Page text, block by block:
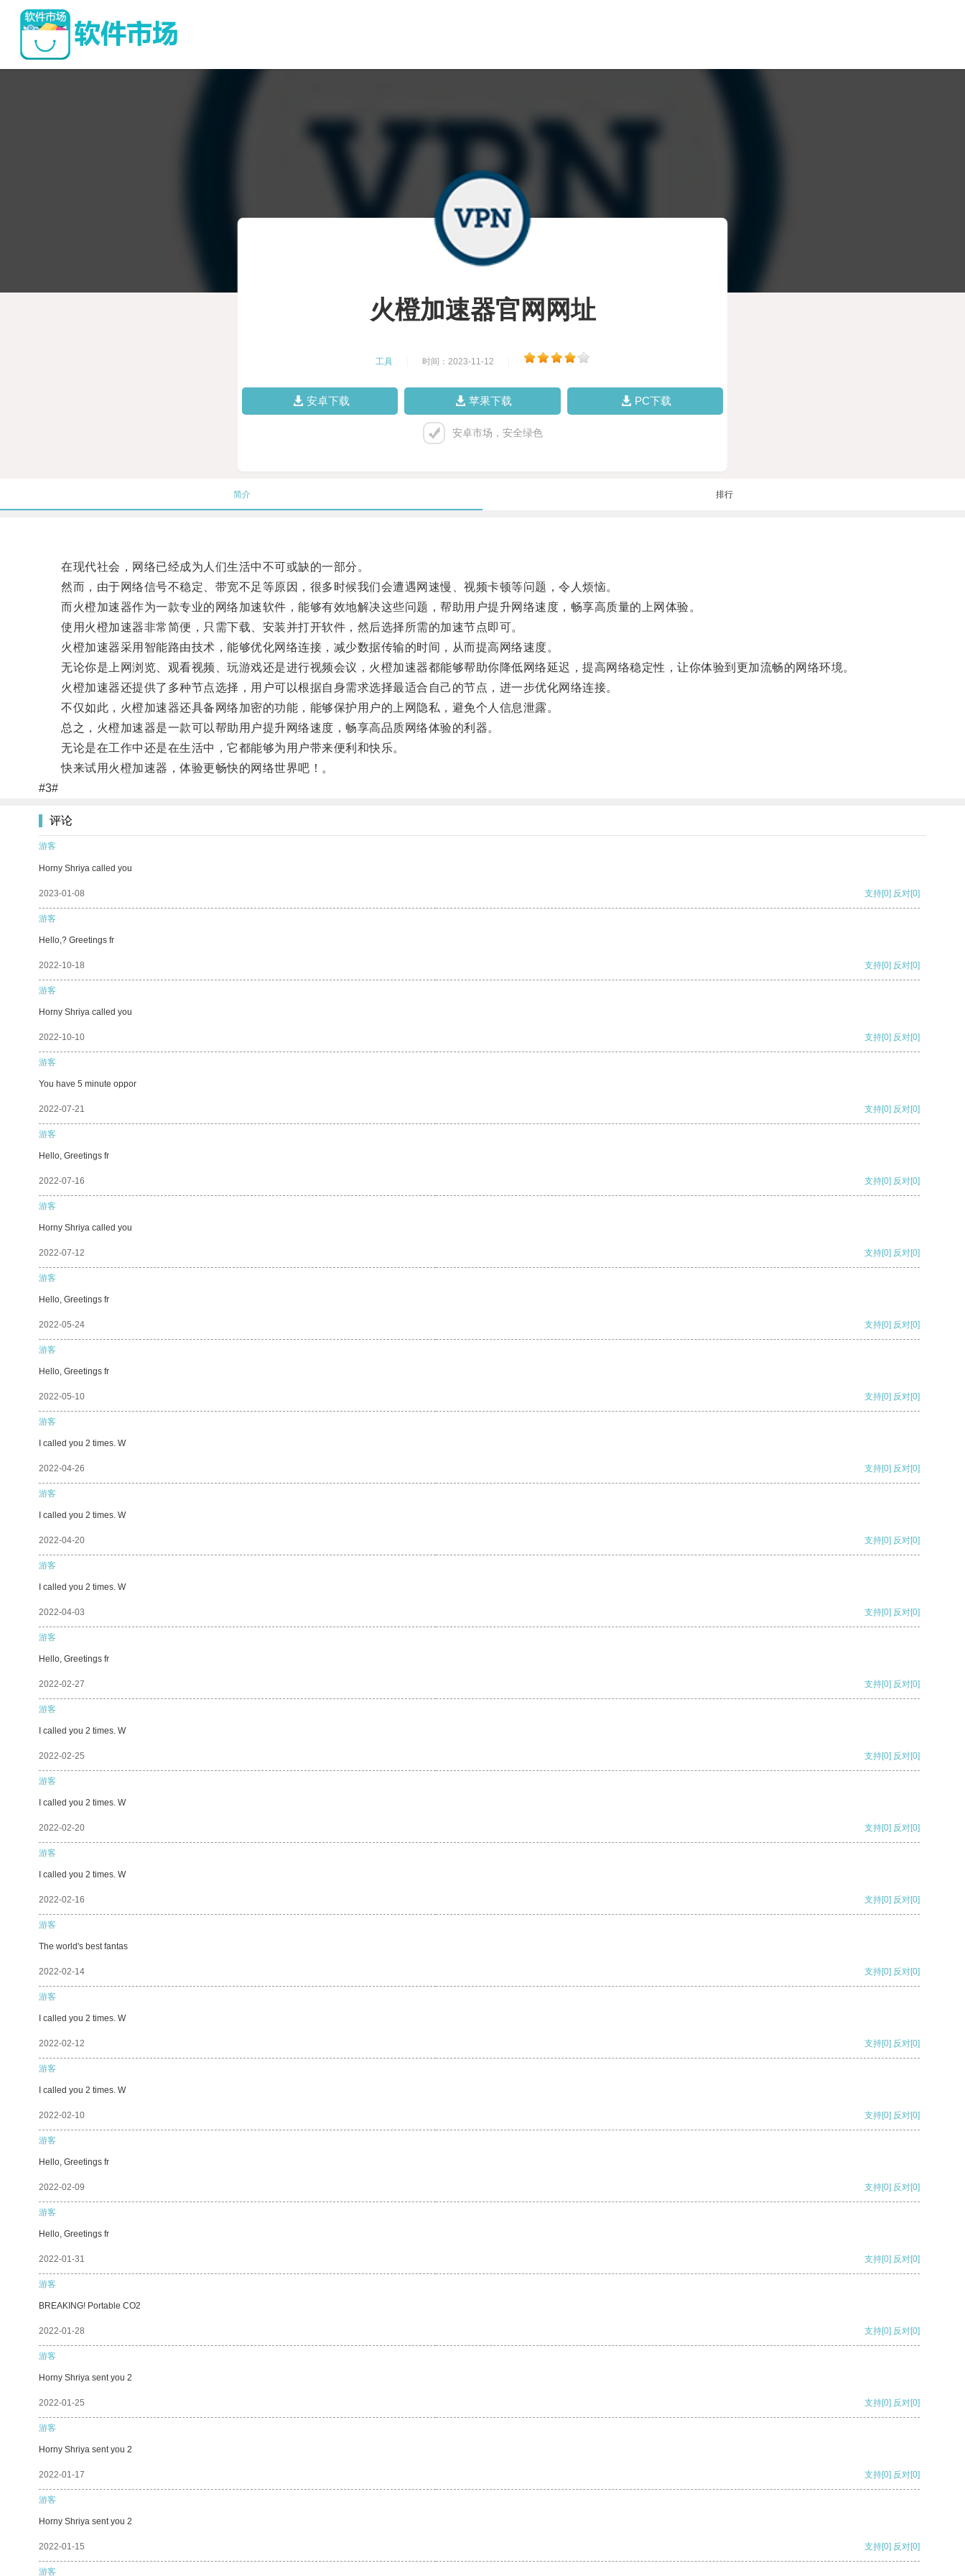
火橙加速器官网网址
工具 时间：2023-11-12
安卓下载 苹果下载 PC下载
安卓市场，安全绿色
简介 排行
在现代社会，网络已经成为人们生活中不可或缺的一部分。
然而，由于网络信号不稳定、带宽不足等原因，很多时候我们会遭遇网速慢、视频卡顿等问题，令人烦恼。
而火橙加速器作为一款专业的网络加速软件，能够有效地解决这些问题，帮助用户提升网络速度，畅享高质量的上网体验。
使用火橙加速器非常简便，只需下载、安装并打开软件，然后选择所需的加速节点即可。
火橙加速器采用智能路由技术，能够优化网络连接，减少数据传输的时间，从而提高网络速度。
无论你是上网浏览、观看视频、玩游戏还是进行视频会议，火橙加速器都能够帮助你降低网络延迟，提高网络稳定性，让你体验到更加流畅的网络环境。
火橙加速器还提供了多种节点选择，用户可以根据自身需求选择最适合自己的节点，进一步优化网络连接。
不仅如此，火橙加速器还具备网络加密的功能，能够保护用户的上网隐私，避免个人信息泄露。
总之，火橙加速器是一款可以帮助用户提升网络速度，畅享高品质网络体验的利器。
无论是在工作中还是在生活中，它都能够为用户带来便利和快乐。
快来试用火橙加速器，体验更畅快的网络世界吧！。
#3#
评论
游客
Horny Shriya called you
2023-01-08 支持[0] 反对[0]
游客
Hello,? Greetings fr
2022-10-18 支持[0] 反对[0]
游客
Horny Shriya called you
2022-10-10 支持[0] 反对[0]
游客
You have 5 minute oppor
2022-07-21 支持[0] 反对[0]
游客
Hello, Greetings fr
2022-07-16 支持[0] 反对[0]
游客
Horny Shriya called you
2022-07-12 支持[0] 反对[0]
游客
Hello, Greetings fr
2022-05-24 支持[0] 反对[0]
游客
Hello, Greetings fr
2022-05-10 支持[0] 反对[0]
游客
I called you 2 times. W
2022-04-26 支持[0] 反对[0]
游客
I called you 2 times. W
2022-04-20 支持[0] 反对[0]
游客
I called you 2 times. W
2022-04-03 支持[0] 反对[0]
游客
Hello, Greetings fr
2022-02-27 支持[0] 反对[0]
游客
I called you 2 times. W
2022-02-25 支持[0] 反对[0]
游客
I called you 2 times. W
2022-02-20 支持[0] 反对[0]
游客
I called you 2 times. W
2022-02-16 支持[0] 反对[0]
游客
The world's best fantas
2022-02-14 支持[0] 反对[0]
游客
I called you 2 times. W
2022-02-12 支持[0] 反对[0]
游客
I called you 2 times. W
2022-02-10 支持[0] 反对[0]
游客
Hello, Greetings fr
2022-02-09 支持[0] 反对[0]
游客
Hello, Greetings fr
2022-01-31 支持[0] 反对[0]
游客
BREAKING! Portable CO2
2022-01-28 支持[0] 反对[0]
游客
Horny Shriya sent you 2
2022-01-25 支持[0] 反对[0]
游客
Horny Shriya sent you 2
2022-01-17 支持[0] 反对[0]
游客
Horny Shriya sent you 2
2022-01-15 支持[0] 反对[0]
游客